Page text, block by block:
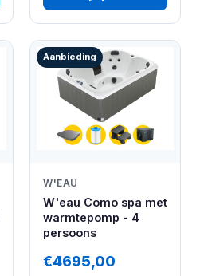
Aanbieding
W'EAU
W'eau Como spa met
warmtepomp - 4
persoons
€4695,00